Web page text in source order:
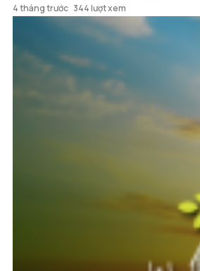
4 tháng trước 344 lượt xem